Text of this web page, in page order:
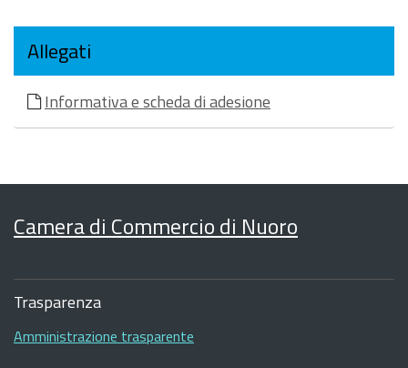
Allegati
Informativa e scheda di adesione
Camera di Commercio di Nuoro
Sezione
Footer
Trasparenza
Amministrazione trasparente